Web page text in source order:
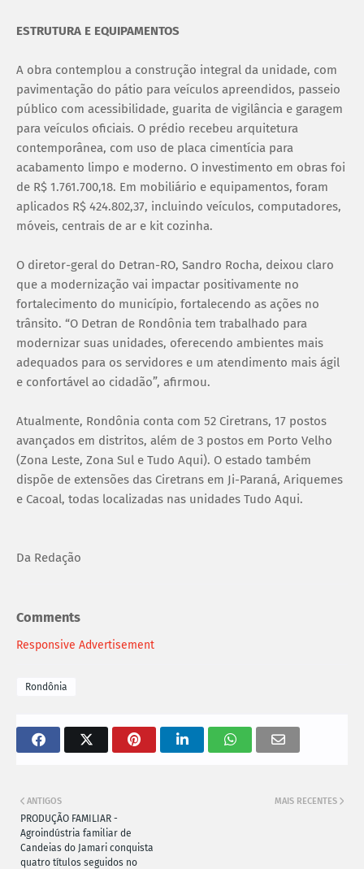
ESTRUTURA E EQUIPAMENTOS
A obra contemplou a construção integral da unidade, com
pavimentação do pátio para veículos apreendidos, passeio
público com acessibilidade, guarita de vigilância e garagem
para veículos oficiais. O prédio recebeu arquitetura
contemporânea, com uso de placa cimentícia para
acabamento limpo e moderno. O investimento em obras foi
de R$ 1.761.700,18. Em mobiliário e equipamentos, foram
aplicados R$ 424.802,37, incluindo veículos, computadores,
móveis, centrais de ar e kit cozinha.
O diretor-geral do Detran-RO, Sandro Rocha, deixou claro
que a modernização vai impactar positivamente no
fortalecimento do município, fortalecendo as ações no
trânsito. “O Detran de Rondônia tem trabalhado para
modernizar suas unidades, oferecendo ambientes mais
adequados para os servidores e um atendimento mais ágil
e confortável ao cidadão”, afirmou.
Atualmente, Rondônia conta com 52 Ciretrans, 17 postos
avançados em distritos, além de 3 postos em Porto Velho
(Zona Leste, Zona Sul e Tudo Aqui). O estado também
dispõe de extensões das Ciretrans em Ji-Paraná, Ariquemes
e Cacoal, todas localizadas nas unidades Tudo Aqui.
Da Redação
Comments
Responsive Advertisement
Rondônia
MAIS RECENTES
ANTIGOS
PRODUÇÃO FAMILIAR -
Agroindústria familiar de
Candeias do Jamari conquista
quatro títulos seguidos no